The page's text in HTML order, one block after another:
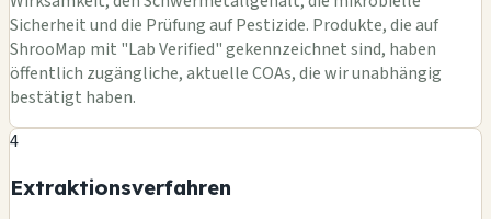
Sicherheit und die Prüfung auf Pestizide. Produkte, die auf
ShrooMap mit "Lab Verified" gekennzeichnet sind, haben
öffentlich zugängliche, aktuelle COAs, die wir unabhängig
bestätigt haben.
4
Extraktionsverfahren